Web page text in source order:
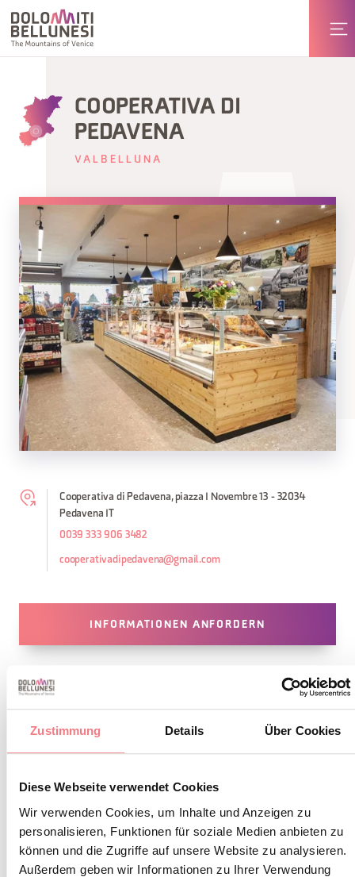
Zustimmung Details Über Cookies
Diese Webseite verwendet Cookies
Wir verwenden Cookies, um Inhalte und Anzeigen zu
personalisieren, Funktionen für soziale Medien anbieten zu
können und die Zugriffe auf unsere Website zu analysieren.
Außerdem geben wir Informationen zu Ihrer Verwendung
COOPERATIVA DI
PEDAVENA
VALBELLUNA
Cooperativa di Pedavena, piazza I Novembre 13 - 32034
Pedavena IT
0039 333 906 3482
cooperativadipedavena@gmail.com
INFORMATIONEN ANFORDERN
BLEIBEN SIE IN
Abonnieren Sie den Newsletter der Belluneser
Dolomiten!
Sie erhalten Nachrichten, Informationen,